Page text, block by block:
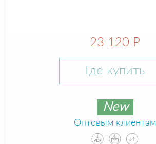
23 120 Р
Где купить
New
Оптовым клиентам